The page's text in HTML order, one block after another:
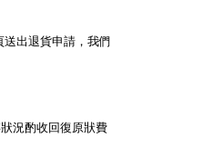
出退貨申請，我們
況酌收回復原狀費